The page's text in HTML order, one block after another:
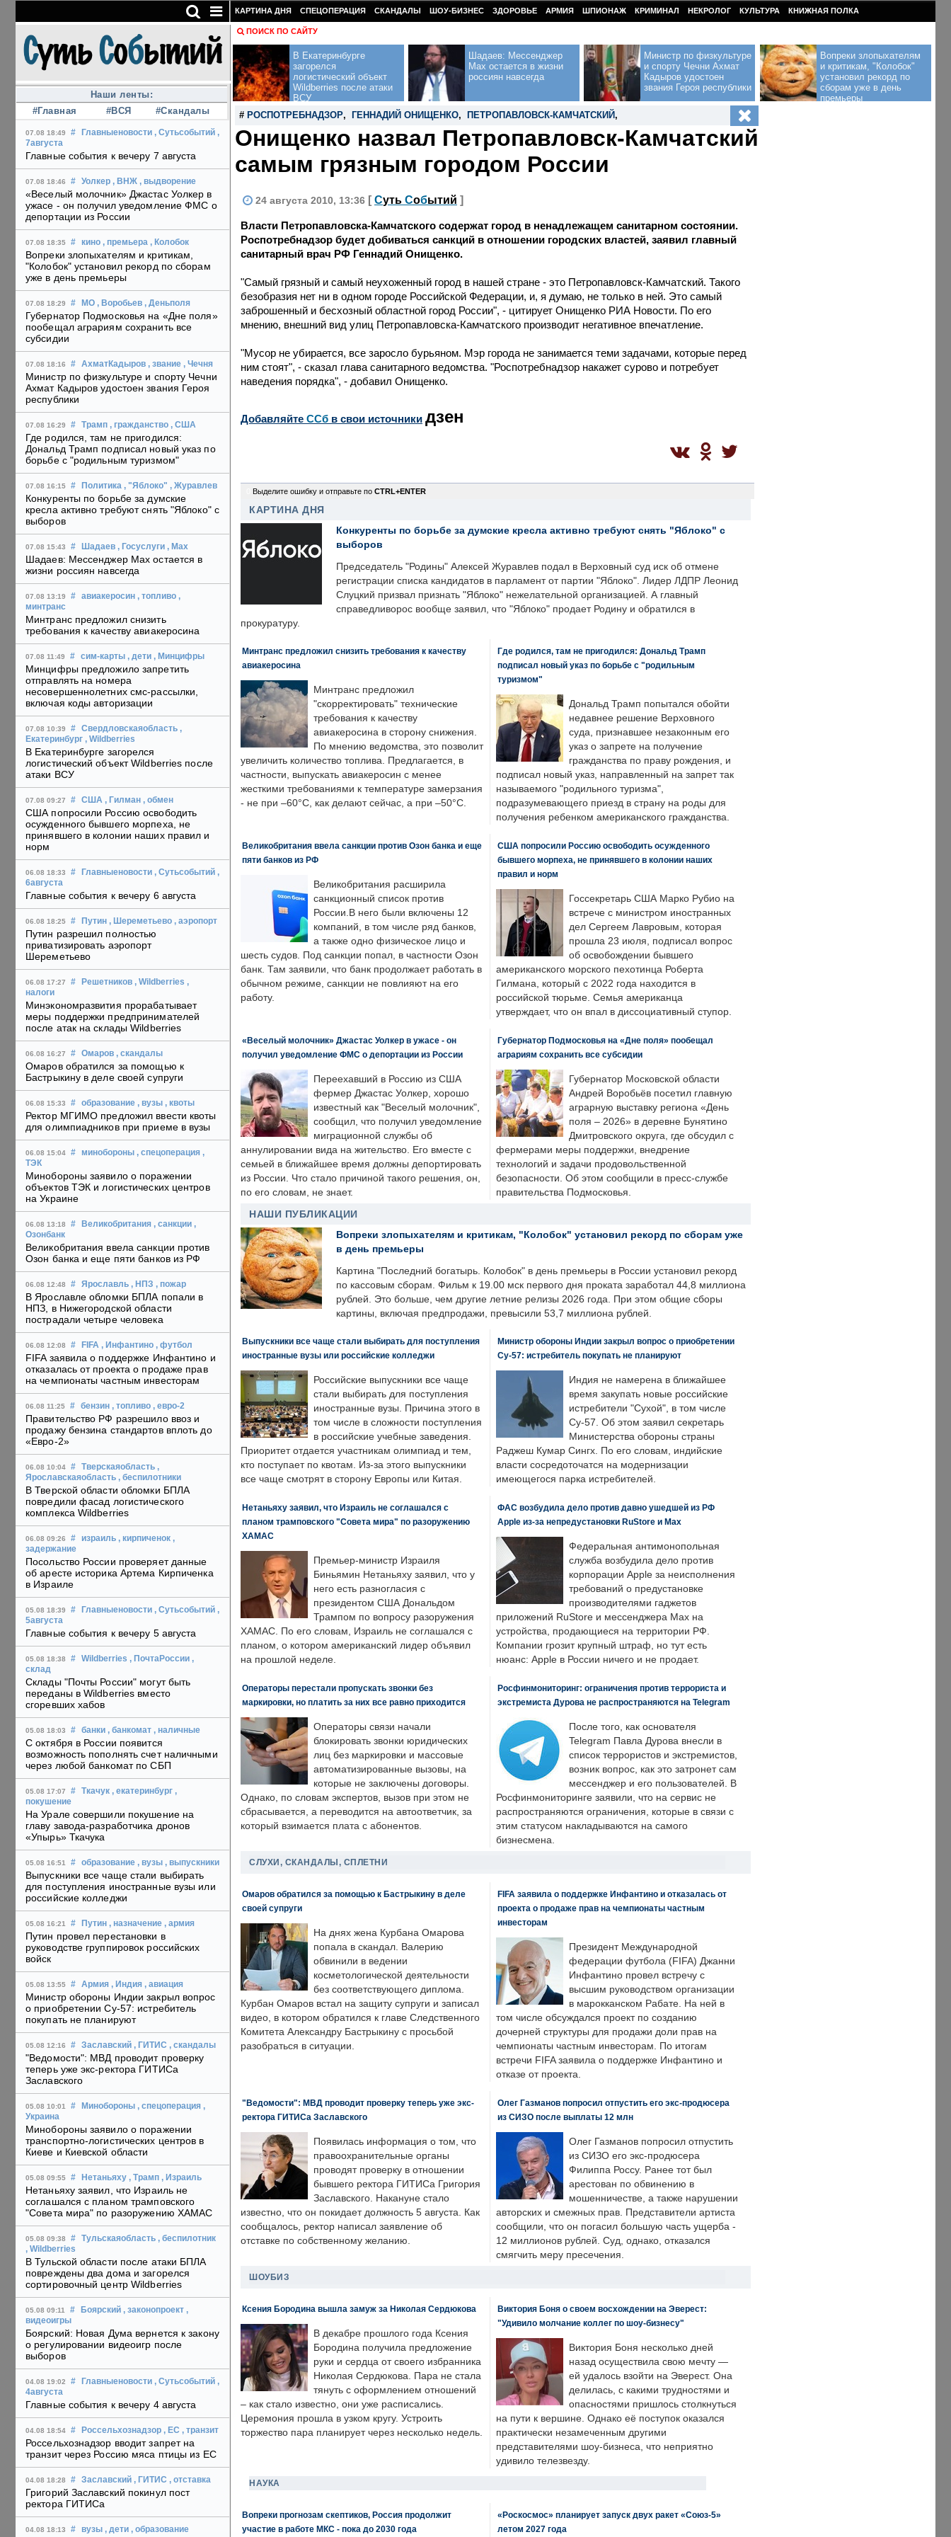
Наши ленты:
#Главная
#ВСЯ #Скандалы
07.08 18:49 # Главныеновости , Сутьсобытий ,
7августа
Главные события к вечеру 7 августа
07.08 18:46 # Уолкер , ВНЖ , выдворение
«Веселый молочник» Джастас Уолкер в
ужасе - он получил уведомление ФМС о
депортации из России
07.08 18:35 # кино , премьера , Колобок
Вопреки злопыхателям и критикам,
"Колобок" установил рекорд по сборам
уже в день премьеры
07.08 18:29 # МО , Воробьев , Деньполя
Губернатор Подмосковья на «Дне поля»
пообещал аграриям сохранить все
субсидии
07.08 18:16 # АхматКадыров , звание , Чечня
Министр по физкультуре и спорту Чечни
Ахмат Кадыров удостоен звания Героя
республики
07.08 16:29 # Трамп , гражданство , США
Где родился, там не пригодился:
Дональд Трамп подписал новый указ по
борьбе с "родильным туризмом"
07.08 16:15 # Политика , "Яблоко" , Журавлев
Конкуренты по борьбе за думские
кресла активно требуют снять "Яблоко" с
выборов
07.08 15:43 # Шадаев , Госуслуги , Max
Шадаев: Мессенджер Max остается в
жизни россиян навсегда
07.08 13:19 # авиакеросин , топливо ,
минтранс
Минтранс предложил снизить
требования к качеству авиакеросина
07.08 11:49 # сим-карты , дети , Минцифры
Минцифры предложило запретить
отправлять на номера
несовершеннолетних смс-рассылки,
включая коды авторизации
07.08 10:39 # Свердловскаяобласть ,
Екатеринбург , Wildberries
В Екатеринбурге загорелся
логистический объект Wildberries после
атаки ВСУ
07.08 09:27 # США , Гилман , обмен
США попросили Россию освободить
осужденного бывшего морпеха, не
принявшего в колонии наших правил и
норм
06.08 18:33 # Главныеновости , Сутьсобытий ,
6августа
Главные события к вечеру 6 августа
06.08 18:25 # Путин , Шереметьево , аэропорт
Путин разрешил полностью
приватизировать аэропорт
Шереметьево
06.08 17:27 # Решетников , Wildberries ,
налоги
Минэкономразвития прорабатывает
меры поддержки предпринимателей
после атак на склады Wildberries
06.08 16:27 # Омаров , скандалы
Омаров обратился за помощью к
Бастрыкину в деле своей супруги
06.08 15:33 # образование , вузы , квоты
Ректор МГИМО предложил ввести квоты
для олимпиадников при приеме в вузы
06.08 15:04 # минобороны , спецоперация ,
ТЭК
Минобороны заявило о поражении
объектов ТЭК и логистических центров
на Украине
06.08 13:18 # Великобритания , санкции ,
Озонбанк
Великобритания ввела санкции против
Озон банка и еще пяти банков из РФ
06.08 12:48 # Ярославль , НПЗ , пожар
В Ярославле обломки БПЛА попали в
НПЗ, в Нижегородской области
пострадали четыре человека
06.08 12:08 # FIFA , Инфантино , футбол
FIFA заявила о поддержке Инфантино и
отказалась от проекта о продаже прав
на чемпионаты частным инвесторам
06.08 11:25 # бензин , топливо , евро-2
Правительство РФ разрешило ввоз и
продажу бензина стандартов вплоть до
«Евро-2»
06.08 10:04 # Тверскаяобласть ,
Ярославскаяобласть , беспилотники
В Тверской области обломки БПЛА
повредили фасад логистического
комплекса Wildberries
06.08 09:26 # израиль , кирпиченок ,
задержание
Посольство России проверяет данные
об аресте историка Артема Кирпиченка
в Израиле
05.08 18:39 # Главныеновости , Сутьсобытий ,
5августа
Главные события к вечеру 5 августа
05.08 18:38 # Wildberries , ПочтаРоссии ,
склад
Склады "Почты России" могут быть
переданы в Wildberries вместо
сгоревших хабов
05.08 18:03 # банки , банкомат , наличные
С октября в России появится
возможность пополнять счет наличными
через любой банкомат по СБП
05.08 17:07 # Ткачук , екатеринбург ,
покушение
На Урале совершили покушение на
главу завода-разработчика дронов
«Упырь» Ткачука
05.08 16:51 # образование , вузы , выпускники
Выпускники все чаще стали выбирать
для поступления иностранные вузы или
российские колледжи
05.08 16:21 # Путин , назначение , армия
Путин провел перестановки в
руководстве группировок российских
войск
05.08 13:55 # Армия , Индия , авиация
Министр обороны Индии закрыл вопрос
о приобретении Су-57: истребитель
покупать не планируют
05.08 12:16 # Заславский , ГИТИС , скандалы
"Ведомости": МВД проводит проверку
теперь уже экс-ректора ГИТИСа
Заславского
05.08 10:01 # Минобороны , спецоперация ,
Украина
Минобороны заявило о поражении
транспортно-логистических центров в
Киеве и Киевской области
05.08 09:55 # Нетаньяху , Трамп , Израиль
Нетаньяху заявил, что Израиль не
соглашался с планом трамповского
"Совета мира" по разоружению ХАМАС
05.08 09:38 # Тульскаяобласть , беспилотник
, Wildberries
В Тульской области после атаки БПЛА
повреждены два дома и загорелся
сортировочный центр Wildberries
05.08 09:11 # Боярский , законопроект ,
видеоигры
Боярский: Новая Дума вернется к закону
о регулировании видеоигр после
выборов
04.08 19:02 # Главныеновости , Сутьсобытий ,
4августа
Главные события к вечеру 4 августа
04.08 18:54 # Россельхознадзор , ЕС , транзит
Россельхознадзор вводит запрет на
транзит через Россию мяса птицы из ЕС
04.08 18:28 # Заславский , ГИТИС , отставка
Григорий Заславский покинул пост
ректора ГИТИСа
04.08 18:13 # вузы , дети , образование
КАРТИНА ДНЯ СПЕЦОПЕРАЦИЯ СКАНДАЛЫ ШОУ-БИЗНЕС ЗДОРОВЬЕ АРМИЯ ШПИОНАЖ КРИМИНАЛ НЕКРОЛОГ КУЛЬТУРА КНИЖНАЯ ПОЛКА
ПОИСК ПО САЙТУ
В Екатеринбурге
загорелся
логистический объект
Wildberries после атаки
ВСУ
Шадаев: Мессенджер
Max остается в жизни
россиян навсегда
Министр по физкультуре
и спорту Чечни Ахмат
Кадыров удостоен
звания Героя республики
Вопреки злопыхателям
и критикам, "Колобок"
установил рекорд по
сборам уже в день
премьеры
# РОСПОТРЕБНАДЗОР, ГЕННАДИЙ ОНИЩЕНКО, ПЕТРОПАВЛОВСК-КАМЧАТСКИЙ ,
Онищенко назвал Петропавловск-Камчатский
самым грязным городом России
24 августа 2010, 13:36 [ Суть Событий ]
Власти Петропавловска-Камчатского содержат город в ненадлежащем санитарном состоянии.
Роспотребнадзор будет добиваться санкций в отношении городских властей, заявил главный
санитарный врач РФ Геннадий Онищенко.
"Самый грязный и самый неухоженный город в нашей стране - это Петропавловск-Камчатский. Такого
безобразия нет ни в одном городе Российской Федерации, и, я думаю, не только в ней. Это самый
заброшенный и бесхозный областной город России", - цитирует Онищенко РИА Новости. По его
мнению, внешний вид улиц Петропавловска-Камчатского производит негативное впечатление.
"Мусор не убирается, все заросло бурьяном. Мэр города не занимается теми задачами, которые перед
ним стоят", - сказал глава санитарного ведомства. "Роспотребнадзор накажет сурово и потребует
наведения порядка", - добавил Онищенко.
Добавляйте CСб в свои источники дзен
Выделите ошибку и отправьте по CTRL+ENTER
КАРТИНА ДНЯ
Конкуренты по борьбе за думские кресла активно требуют снять "Яблоко" с
выборов
Председатель "Родины" Алексей Журавлев подал в Верховный суд иск об отмене
регистрации списка кандидатов в парламент от партии "Яблоко". Лидер ЛДПР Леонид
Слуцкий призвал признать "Яблоко" нежелательной организацией. А главный
справедливорос вообще заявил, что "Яблоко" продает Родину и обратился в
прокуратуру.
Минтранс предложил снизить требования к качеству
авиакеросина
Минтранс предложил
"скорректировать" технические
требования к качеству
авиакеросина в сторону снижения.
По мнению ведомства, это позволит
увеличить количество топлива. Предлагается, в
частности, выпускать авиакеросин с менее
жесткими требованиями к температуре замерзания
- не при –60°C, как делают сейчас, а при –50°C.
Где родился, там не пригодился: Дональд Трамп
подписал новый указ по борьбе с "родильным
туризмом"
Дональд Трамп попытался обойти
недавнее решение Верховного
суда, признавшее незаконным его
указ о запрете на получение
гражданства по праву рождения, и
подписал новый указ, направленный на запрет так
называемого "родильного туризма",
подразумевающего приезд в страну на роды для
получения ребенком американского гражданства.
Великобритания ввела санкции против Озон банка и еще
пяти банков из РФ
Великобритания расширила
санкционный список против
России.В него были включены 12
компаний, в том числе ряд банков,
а также одно физическое лицо и
шесть судов. Под санкции попал, в частности Озон
банк. Там заявили, что банк продолжает работать в
обычном режиме, санкции не повлияют на его
работу.
США попросили Россию освободить осужденного
бывшего морпеха, не принявшего в колонии наших
правил и норм
Госсекретарь США Марко Рубио на
встрече с министром иностранных
дел Сергеем Лавровым, которая
прошла 23 июля, подписал вопрос
об освобождении бывшего
американского морского пехотинца Роберта
Гилмана, который с 2022 года находится в
российской тюрьме. Семья американца
утверждает, что он впал в диссоциативный ступор.
«Веселый молочник» Джастас Уолкер в ужасе - он
получил уведомление ФМС о депортации из России
Переехавший в Россию из США
фермер Джастас Уолкер, хорошо
известный как "Веселый молочник",
сообщил, что получил уведомление
миграционной службы об
аннулировании вида на жительство. Его вместе с
семьей в ближайшее время должны депортировать
из России. Что стало причиной такого решения, он,
по его словам, не знает.
Губернатор Подмосковья на «Дне поля» пообещал
аграриям сохранить все субсидии
Губернатор Московской области
Андрей Воробьёв посетил главную
аграрную выставку региона «День
поля – 2026» в деревне Бунятино
Дмитровского округа, где обсудил с
фермерами меры поддержки, внедрение
технологий и задачи продовольственной
безопасности. Об этом сообщили в пресс-службе
правительства Подмосковья.
НАШИ ПУБЛИКАЦИИ
Вопреки злопыхателям и критикам, "Колобок" установил рекорд по сборам уже
в день премьеры
Картина "Последний богатырь. Колобок" в день премьеры в России установил рекорд
по кассовым сборам. Фильм к 19.00 мск первого дня проката заработал 44,8 миллиона
рублей. Это больше, чем другие летние релизы 2026 года. При этом общие сборы
картины, включая предпродажи, превысили 53,7 миллиона рублей.
Выпускники все чаще стали выбирать для поступления
иностранные вузы или российские колледжи
Российские выпускники все чаще
стали выбирать для поступления
иностранные вузы. Причина этого в
том числе в сложности поступления
в российские учебные заведения.
Приоритет отдается участникам олимпиад и тем,
кто поступает по квотам. Из-за этого выпускники
все чаще смотрят в сторону Европы или Китая.
Министр обороны Индии закрыл вопрос о приобретении
Су-57: истребитель покупать не планируют
Индия не намерена в ближайшее
время закупать новые российские
истребители "Сухой", в том числе
Су-57. Об этом заявил секретарь
Министерства обороны страны
Раджеш Кумар Сингх. По его словам, индийские
власти сосредоточатся на модернизации
имеющегося парка истребителей.
Нетаньяху заявил, что Израиль не соглашался с
планом трамповского "Совета мира" по разоружению
ХАМАС
Премьер-министр Израиля
Биньямин Нетаньяху заявил, что у
него есть разногласия с
президентом США Дональдом
Трампом по вопросу разоружения
ХАМАС. По его словам, Израиль не соглашался с
планом, о котором американский лидер объявил
на прошлой неделе.
ФАС возбудила дело против давно ушедшей из РФ
Apple из-за непредустановки RuStore и Max
Федеральная антимонопольная
служба возбудила дело против
корпорации Apple за неисполнения
требований о предустановке
производителями гаджетов
приложений RuStore и мессенджера Max на
устройства, продающиеся на территории РФ.
Компании грозит крупный штраф, но тут есть
нюанс: Apple в России ничего и не продает.
Операторы перестали пропускать звонки без
маркировки, но платить за них все равно приходится
Операторы связи начали
блокировать звонки юридических
лиц без маркировки и массовые
автоматизированные вызовы, на
которые не заключены договоры.
Однако, по словам экспертов, вызов при этом не
сбрасывается, а переводится на автоответчик, за
который взимается плата с абонентов.
Росфинмониторинг: ограничения против террориста и
экстремиста Дурова не распространяются на Telegram
После того, как основателя
Telegram Павла Дурова внесли в
список террористов и экстремистов,
возник вопрос, как это затронет сам
мессенджер и его пользователей. В
Росфинмониторинге заявили, что на сервис не
распространяются ограничения, которые в связи с
этим статусом накладываются на самого
бизнесмена.
СЛУХИ, СКАНДАЛЫ, СПЛЕТНИ
Омаров обратился за помощью к Бастрыкину в деле
своей супруги
На днях жена Курбана Омарова
попала в скандал. Валерию
обвинили в ведении
косметологической деятельности
без соответствующего диплома.
Курбан Омаров встал на защиту супруги и записал
видео, в котором обратился к главе Следственного
Комитета Александру Бастрыкину с просьбой
разобраться в ситуации.
FIFA заявила о поддержке Инфантино и отказалась от
проекта о продаже прав на чемпионаты частным
инвесторам
Президент Международной
федерации футбола (FIFA) Джанни
Инфантино провел встречу с
высшим руководством организации
в марокканском Рабате. На ней в
том числе обсуждался проект по созданию
дочерней структуры для продажи доли прав на
чемпионаты частным инвесторам. По итогам
встречи FIFA заявила о поддержке Инфантино и
отказе от проекта.
"Ведомости": МВД проводит проверку теперь уже экс-
ректора ГИТИСа Заславского
Появилась информация о том, что
правоохранительные органы
проводят проверку в отношении
бывшего ректора ГИТИСа Григория
Заславского. Накануне стало
известно, что он покидает должность 5 августа. Как
сообщалось, ректор написал заявление об
отставке по собственному желанию.
Олег Газманов попросил отпустить его экс-продюсера
из СИЗО после выплаты 12 млн
Олег Газманов попросил отпустить
из СИЗО его экс-продюсера
Филиппа Россу. Ранее тот был
арестован по обвинению в
мошенничестве, а также нарушении
авторских и смежных прав. Представители артиста
сообщили, что он погасил большую часть ущерба -
12 миллионов рублей. Суд, однако, отказался
смягчить меру пресечения.
ШОУБИЗ
Ксения Бородина вышла замуж за Николая Сердюкова
В декабре прошлого года Ксения
Бородина получила предложение
руки и сердца от своего избранника
Николая Сердюкова. Пара не стала
тянуть с оформлением отношений
– как стало известно, они уже расписались.
Церемония прошла в узком кругу. Устроить
торжество пара планирует через несколько недель.
Виктория Боня о своем восхождении на Эверест:
"Удивило молчание коллег по шоу-бизнесу"
Виктория Боня несколько дней
назад осуществила свою мечту —
ей удалось взойти на Эверест. Она
делилась, с какими трудностями и
опасностями пришлось столкнуться
на пути к вершине. Однако её поступок оказался
практически незамеченным другими
представителями шоу-бизнеса, что неприятно
удивило телезвезду.
НАУКА
Вопреки прогнозам скептиков, Россия продолжит
участие в работе МКС - пока до 2030 года
«Роскосмос» планирует запуск двух ракет «Союз-5»
летом 2027 года